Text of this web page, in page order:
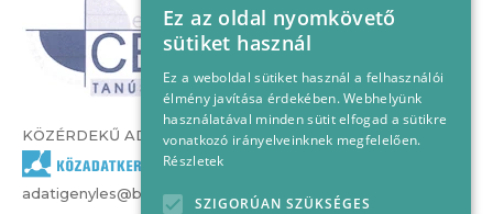
KÖZÉRDEKŰ ADATOK
adatigenyles@bvcs.hu
HUNGARIAN
Ez az oldal nyomkövető
sütiket használ
Ez a weboldal sütiket használ a felhasználói
élmény javítása érdekében. Webhelyünk
használatával minden sütit elfogad a sütikre
vonatkozó irányelveinknek megfelelően.
Részletek
SZIGORÚAN SZÜKSÉGES